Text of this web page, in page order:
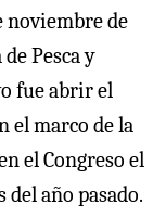
noviembre de
Pesca y
fue abrir el
el marco de la
el Congreso el
año pasado.